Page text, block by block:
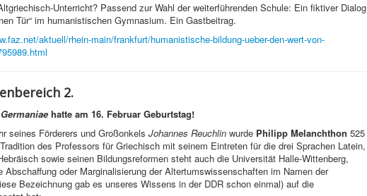
Unterricht? Passend zur Wahl der weiterführenden Schule: Ein fiktiver Dialog
Tür“ im humanistischen Gymnasium. Ein Gastbeitrag.
aktuell/rhein-main/frankfurt/humanistische-bildung-ueber-den-wert-von-
2.
hatte am 16. Februar Geburtstag!
seines Förderers und Großonkels Johannes Reuchlinwurde Philipp Melanchthon 525
des Professors für Griechisch mit seinem Eintreten für die drei Sprachen Latein,
sowie seinen Bildungsreformen steht auch die Universität Halle-Wittenberg,
Abschaffung oder Marginalisierung der Altertumswissenschaften im Namen der
Bezeichnung gab es unseres Wissens in der DDR schon einmal) auf die